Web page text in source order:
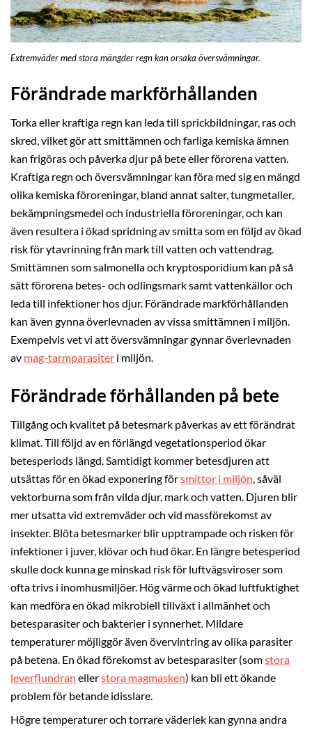
Extremväder med stora mängder regn kan orsaka översvämningar.
Förändrade markförhållanden
Torka eller kraftiga regn kan leda till sprickbildningar, ras och
skred, vilket gör att smittämnen och farliga kemiska ämnen
kan frigöras och påverka djur på bete eller förorena vatten.
Kraftiga regn och översvämningar kan föra med sig en mängd
olika kemiska föroreningar, bland annat salter, tungmetaller,
bekämpningsmedel och industriella föroreningar, och kan
även resultera i ökad spridning av smitta som en följd av ökad
risk för ytavrinning från mark till vatten och vattendrag.
Smittämnen som salmonella och kryptosporidium kan på så
sätt förorena betes- och odlingsmark samt vattenkällor och
leda till infektioner hos djur. Förändrade markförhållanden
kan även gynna överlevnaden av vissa smittämnen i miljön.
Exempelvis vet vi att översvämningar gynnar överlevnaden
av mag-tarmparasiter i miljön.
Förändrade förhållanden på bete
Tillgång och kvalitet på betesmark påverkas av ett förändrat
klimat. Till följd av en förlängd vegetationsperiod ökar
betesperiods längd. Samtidigt kommer betesdjuren att
utsättas för en ökad exponering försmittor i miljön, såväl
vektorburna som från vilda djur, mark och vatten. Djuren blir
mer utsatta vid extremväder och vid massförekomst av
insekter. Blöta betesmarker blir upptrampade och risken för
infektioner i juver, klövar och hud ökar. En längre betesperiod
skulle dock kunna ge minskad risk för luftvägsviroser som
ofta trivs i inomhusmiljöer. Hög värme och ökad luftfuktighet
kan medföra en ökad mikrobiell tillväxt i allmänhet och
betesparasiter och bakterier i synnerhet. Mildare
temperaturer möjliggör även övervintring av olika parasiter
på betena. En ökad förekomst av betesparasiter (somstora
leverflundran ellerstora magmasken) kan bli ett ökande
problem för betande idisslare.
Högre temperaturer och torrare väderlek kan gynna andra